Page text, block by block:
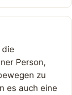
Person,
zu
es auch eine